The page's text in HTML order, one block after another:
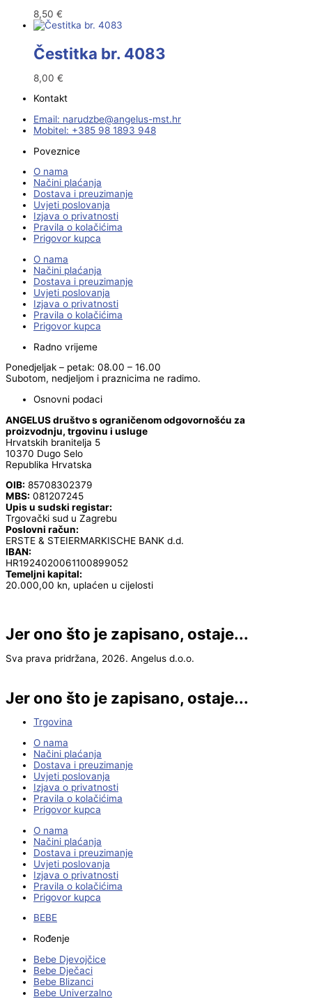
8,50 €
Čestitka br. 4083
8,00 €
Kontakt
Email:
rh.tsm-sulegna
@ebzduran
Mobitel: +385 98 1893 948
Poveznice
O nama
Načini plaćanja
Dostava i preuzimanje
Uvjeti poslovanja
Izjava o privatnosti
Pravila o kolačićima
Prigovor kupca
O nama
Načini plaćanja
Dostava i preuzimanje
Uvjeti poslovanja
Izjava o privatnosti
Pravila o kolačićima
Prigovor kupca
Radno vrijeme
Ponedjeljak – petak: 08.00 – 16.00
Subotom, nedjeljom i praznicima ne radimo.
Osnovni podaci
ANGELUS društvo s ograničenom odgovornošću za
proizvodnju, trgovinu i usluge
Hrvatskih branitelja 5
10370 Dugo Selo
Republika Hrvatska
OIB: 85708302379
MBS: 081207245
Upis u sudski registar:
Trgovački sud u Zagrebu
Poslovni račun:
ERSTE & STEIERMARKISCHE BANK d.d.
IBAN:
HR1924020061100899052
Temeljni kapital:
20.000,00 kn, uplaćen u cijelosti
Jer ono što je zapisano, ostaje...
Sva prava pridržana, 2026. Angelus d.o.o.
Jer ono što je zapisano, ostaje...
Trgovina
O nama
Načini plaćanja
Dostava i preuzimanje
Uvjeti poslovanja
Izjava o privatnosti
Pravila o kolačićima
Prigovor kupca
O nama
Načini plaćanja
Dostava i preuzimanje
Uvjeti poslovanja
Izjava o privatnosti
Pravila o kolačićima
Prigovor kupca
BEBE
Rođenje
Bebe Djevojčice
Bebe Dječaci
Bebe Blizanci
Bebe Univerzalno